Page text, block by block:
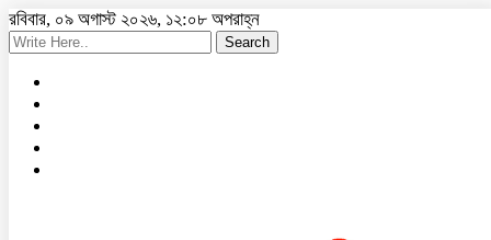
রবিবার, ০৯ অগাস্ট ২০২৬, ১২:০৮ অপরাহ্ন
Search